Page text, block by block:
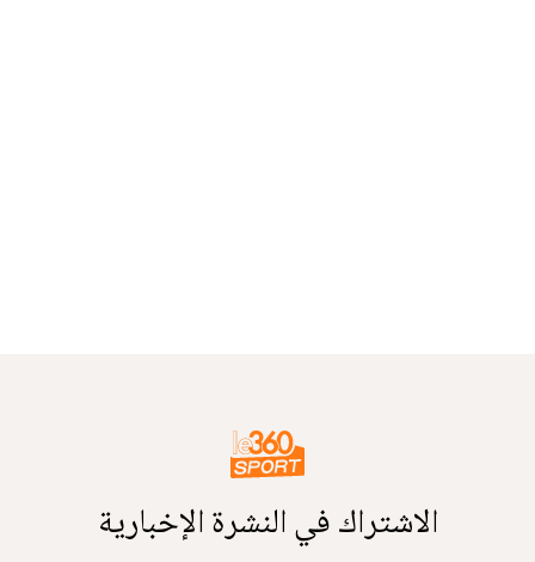
الاشتراك في النشرة الإخبارية